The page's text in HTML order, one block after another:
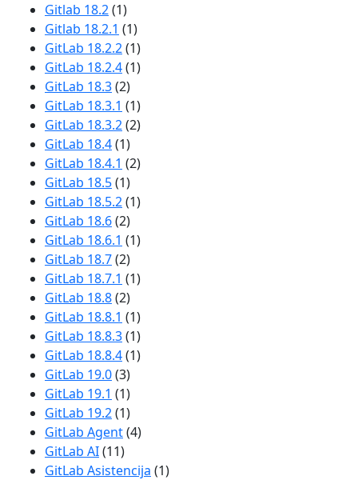
Gitlab 18.2(1)
Gitlab 18.2.1 (1)
GitLab 18.2.2(1)
GitLab 18.2.4(1)
GitLab 18.3(2)
GitLab 18.3.1 (1)
GitLab 18.3.2(2)
GitLab 18.4(1)
GitLab 18.4.1 (2)
GitLab 18.5(1)
GitLab 18.5.2(1)
GitLab 18.6(2)
GitLab 18.6.1 (1)
GitLab 18.7(2)
GitLab 18.7.1 (1)
GitLab 18.8(2)
GitLab 18.8.1 (1)
GitLab 18.8.3(1)
GitLab 18.8.4(1)
GitLab 19.0(3)
GitLab 19.1 (1)
GitLab 19.2(1)
GitLab Agent(4)
GitLab AI(11)
GitLab Asistencija (1)